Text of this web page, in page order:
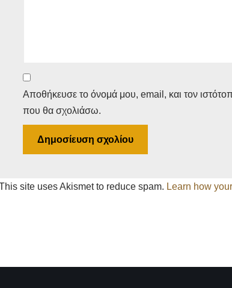
Αποθήκευσε το όνομά μου, email, και τον
που θα σχολιάσω.
site uses Akismet to reduce spam. Learn how